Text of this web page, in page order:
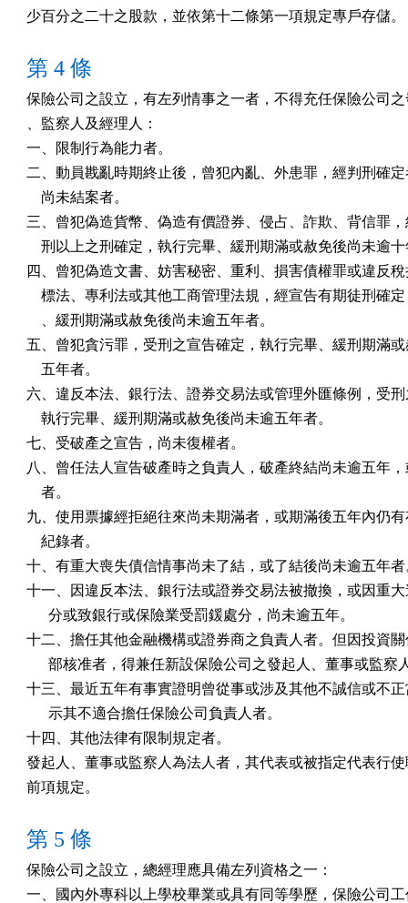
少百分之二十之股款，並依第十二條第一項規定專戶存儲。
第 4 條
保險公司之設立，有左列情事之一者，不得充任保險公司
、監察人及經理人：
一、限制行為能力者。
二、動員戡亂時期終止後，曾犯內亂、外患罪，經判刑確
    尚未結案者。
三、曾犯偽造貨幣、偽造有價證券、侵占、詐欺、背信罪
刑以上之刑確定，執行完畢、緩刑期滿或赦免後尚未逾
四、曾犯偽造文書、妨害秘密、重利、損害債權罪或違反
標法、專利法或其他工商管理法規，經宣告有期徒刑確
    、緩刑期滿或赦免後尚未逾五年者。
五、曾犯貪污罪，受刑之宣告確定，執行完畢、緩刑期滿
    五年者。
六、違反本法、銀行法、證券交易法或管理外匯條例，受
    執行完畢、緩刑期滿或赦免後尚未逾五年者。
七、受破產之宣告，尚未復權者。
八、曾任法人宣告破產時之負責人，破產終結尚未逾五年
    者。
九、使用票據經拒絕往來尚未期滿者，或期滿後五年內仍
    紀錄者。
十、有重大喪失債信情事尚未了結，或了結後尚未逾五年者
十一、因違反本法、銀行法或證券交易法被撤換，或因重
      分或致銀行或保險業受罰鍰處分，尚未逾五年。
十二、擔任其他金融機構或證券商之負責人者。但因投資
部核准者，得兼任新設保險公司之發起人、董事或監察
十三、最近五年有事實證明曾從事或涉及其他不誠信或不
      示其不適合擔任保險公司負責人者。
十四、其他法律有限制規定者。
發起人、董事或監察人為法人者，其代表或被指定代表行
前項規定。
第 5 條
保險公司之設立，總經理應具備左列資格之一：
一、國內外專科以上學校畢業或具有同等學歷，保險公司